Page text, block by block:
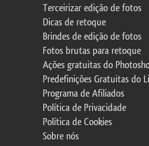
Terceirizar edição de fotos
Dicas de retoque
Brindes de edição de fotos
Fotos brutas para retoque
Ações gratuitas do
Predefinições Gratuitas do
Programa de Afiliados
Política de Privacidade
Política de Cookies
Sobre nós